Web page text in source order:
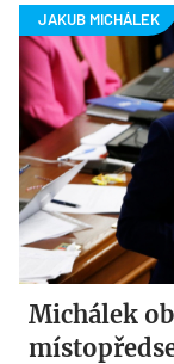
Michálek